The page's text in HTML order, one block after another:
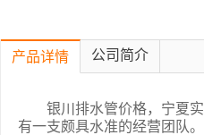
产品详情 公司简介
银川排水管价格，宁夏
有一支颇具水准的经营团队